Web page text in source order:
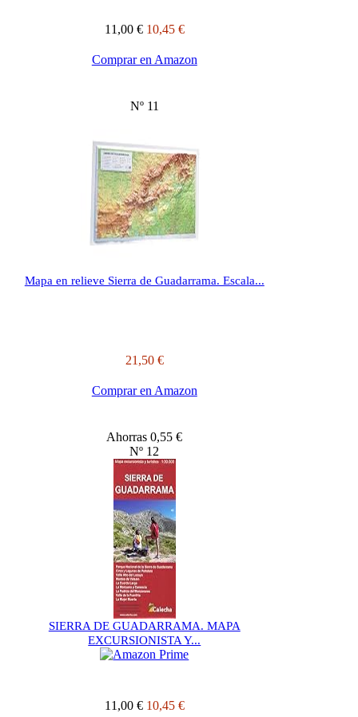
11,00 € 10,45 €
Comprar en Amazon
Nº 11
Mapa en relieve Sierra de Guadarrama. Escala...
21,50 €
Comprar en Amazon
Ahorras 0,55 €
Nº 12
SIERRA DE GUADARRAMA. MAPA
EXCURSIONISTA Y...
11,00 € 10,45 €